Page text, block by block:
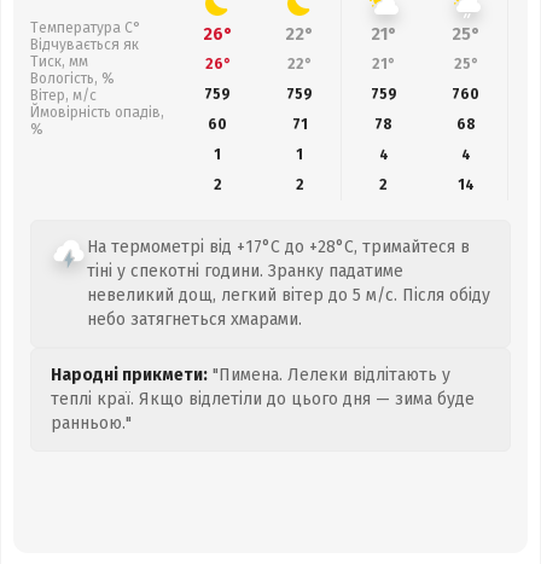
Температура С°
Відчувається як
Тиск, мм
Вологість, %
Вітер, м/с
Ймовірність опадів,
%
26° 22° 21° 25°
26° 22° 21° 25°
759
759 759 760
60
71 78 68
1
1 4
4
2
2 2 14
На термометрі від +17°C до +28°C, тримайтеся в
тіні у спекотні години. Зранку падатиме
невеликий дощ, легкий вітер до 5 м/с. Після обіду
небо затягнеться хмарами.
Народні прикмети: "Пимена. Лелеки відлітають у
теплі краї. Якщо відлетіли до цього дня — зима буде
ранньою."